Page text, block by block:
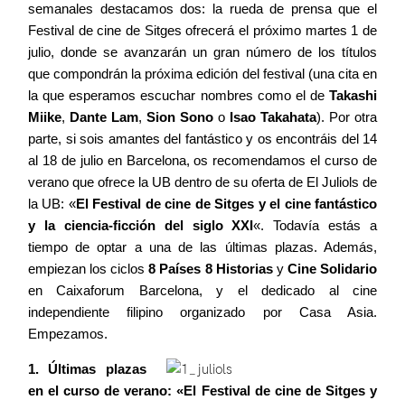
semanales destacamos dos: la rueda de prensa que el
Festival de cine de Sitges ofrecerá el próximo martes 1 de
julio, donde se avanzarán un gran número de los títulos
que compondrán la próxima edición del festival (una cita en
la que esperamos escuchar nombres como el de Takashi
Miike, Dante Lam, Sion Sono o Isao Takahata). Por otra
parte, si sois amantes del fantástico y os encontráis del 14
al 18 de julio en Barcelona, os recomendamos el curso de
verano que ofrece la UB dentro de su oferta de El Juliols de
la UB: «El Festival de cine de Sitges y el cine fantástico
y la ciencia-ficción del siglo XXI«. Todavía estás a
tiempo de optar a una de las últimas plazas. Además,
empiezan los ciclos8 Países 8 Historiasy Cine Solidario
en Caixaforum Barcelona, y el dedicado al cine
independiente filipino organizado por Casa Asia.
Empezamos.
1. Últimas plazas
en el curso de verano: «El Festival de cine de Sitges y
Equipo
Blog
Agenda
Contacto
©2026 COPYRIGHT FLOTHEMES